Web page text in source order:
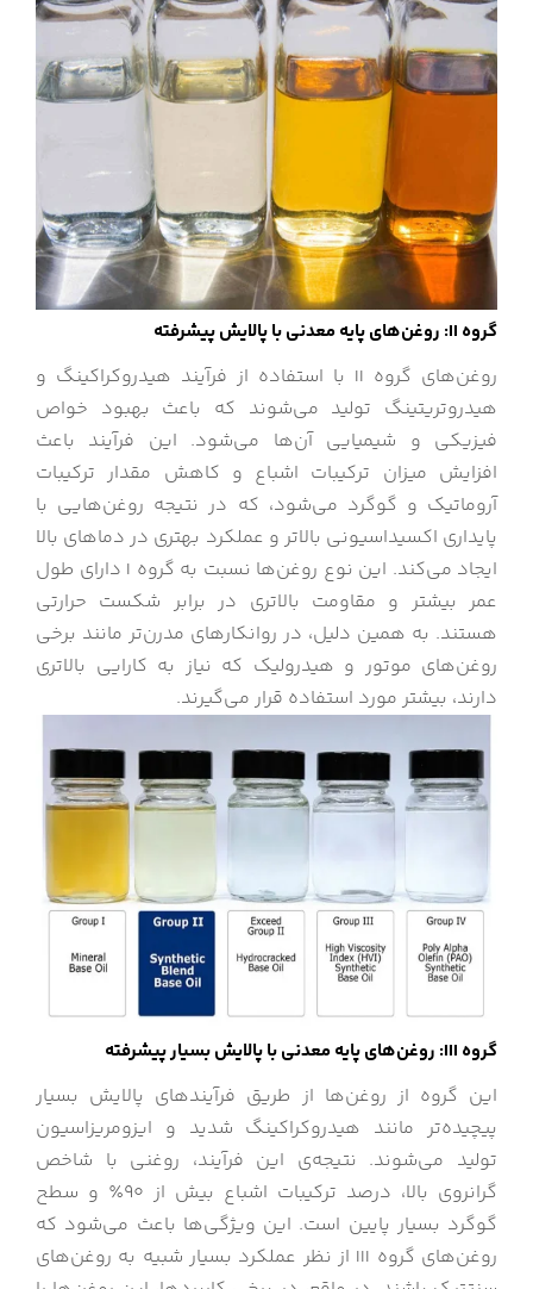
گروه II: روغن‌های پایه معدنی با پالایش پیشرفته
روغن‌های گروه II با استفاده از فرآیند هیدروکراکینگ و
هیدروتریتینگ تولید می‌شوند که باعث بهبود خواص
فیزیکی و شیمیایی آن‌ها می‌شود. این فرآیند باعث
افزایش میزان ترکیبات اشباع و کاهش مقدار ترکیبات
آروماتیک و گوگرد می‌شود، که در نتیجه روغن‌هایی با
پایداری اکسیداسیونی بالاتر و عملکرد بهتری در دماهای بالا
ایجاد می‌کند. این نوع روغن‌ها نسبت به گروه I دارای طول
عمر بیشتر و مقاومت بالاتری در برابر شکست حرارتی
هستند. به همین دلیل، در روانکارهای مدرن‌تر مانند برخی
روغن‌های موتور و هیدرولیک که نیاز به کارایی بالاتری
دارند، بیشتر مورد استفاده قرار می‌گیرند.
گروه III: روغن‌های پایه معدنی با پالایش بسیار پیشرفته
این گروه از روغن‌ها از طریق فرآیندهای پالایش بسیار
پیچیده‌تر مانند هیدروکراکینگ شدید و ایزومریزاسیون
تولید می‌شوند. نتیجه‌ی این فرآیند، روغنی با شاخص
گرانروی بالا، درصد ترکیبات اشباع بیش از 90٪ و سطح
گوگرد بسیار پایین است. این ویژگی‌ها باعث می‌شود که
روغن‌های گروه III از نظر عملکرد بسیار شبیه به روغن‌های